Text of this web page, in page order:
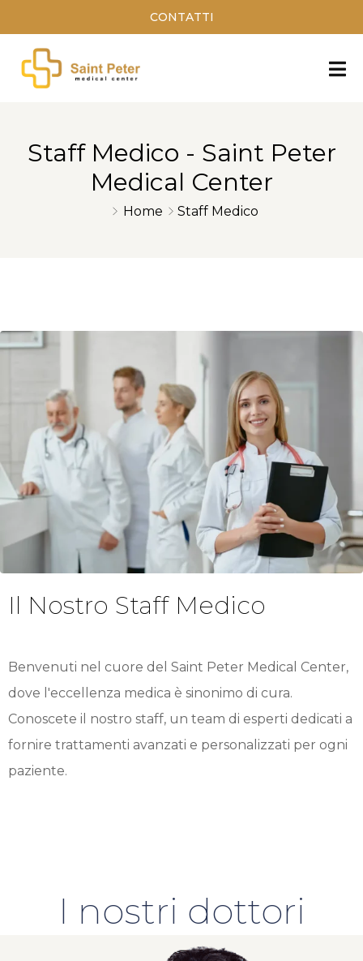
CONTATTI
Staff Medico - Saint Peter
Medical Center
Home Staff Medico
Il Nostro Staff Medico
Benvenuti nel cuore del Saint Peter Medical Center,
dove l'eccellenza medica è sinonimo di cura.
Conoscete il nostro staff, un team di esperti dedicati a
fornire trattamenti avanzati e personalizzati per ogni
paziente.
I nostri dottori